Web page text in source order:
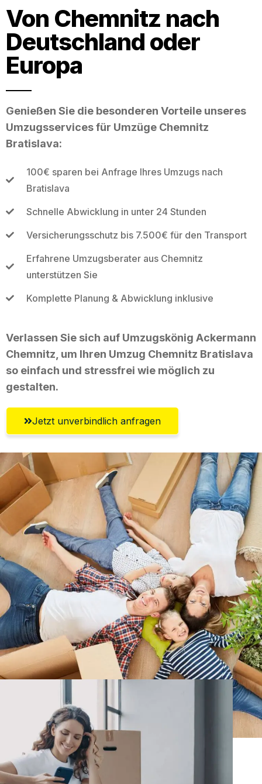
Von Chemnitz nach
Deutschland oder
Europa
Genießen Sie die besonderen Vorteile unseres
Umzugsservices für Umzüge Chemnitz
Bratislava:
100€ sparen bei Anfrage Ihres Umzugs nach
Bratislava
Schnelle Abwicklung in unter 24 Stunden
Versicherungsschutz bis 7.500€ für den Transport
Erfahrene Umzugsberater aus Chemnitz
unterstützen Sie
Komplette Planung & Abwicklung inklusive
Verlassen Sie sich auf Umzugskönig Ackermann
Chemnitz, um Ihren Umzug Chemnitz Bratislava
so einfach und stressfrei wie möglich zu
gestalten.
Jetzt unverbindlich anfragen